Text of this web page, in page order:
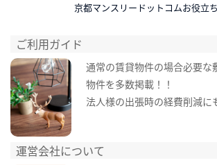
京都マンスリードットコムお役立
ご利用ガイド
通常の賃貸物件の場合必要な
物件を多数掲載！！
法人様の出張時の経費削減に
運営会社について